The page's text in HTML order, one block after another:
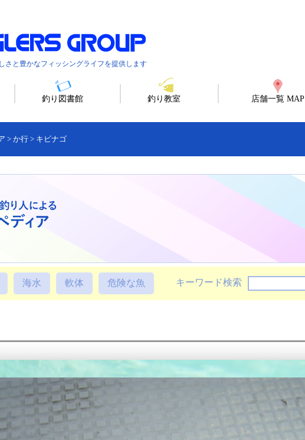
さと豊かなフィッシングライフを提供します
釣り図書館 釣り教室 店舗一覧 MAP
> か行 > キビナゴ
海水 軟体 危険な魚 キーワード検索